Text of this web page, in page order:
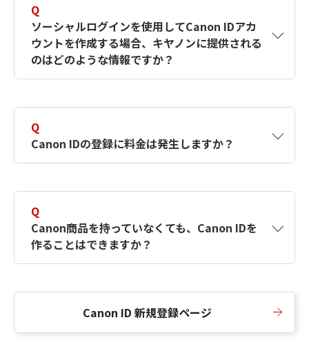
す。詳しい作成方法は【カメラ】Canon IDとは
何ですか？Canon IDの作成方法は？をご確認く
ださい。
Q
ソーシャルログインを使用してCanon IDアカ
ウントを作成する場合、キヤノンに提供される
のはどのような情報ですか？
択したサービスから取得します。アカウントを
簡単に作成できるように、この情報を使用して
Canon IDの登録フォームを入力します。
Q
Canon IDの登録に料金は発生しますか？
Q
Canon商品を持っていなくても、Canon IDを
作ることはできますか？
Canon ID 新規登録ページ